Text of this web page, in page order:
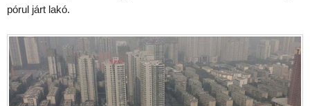
pórul járt lakó.